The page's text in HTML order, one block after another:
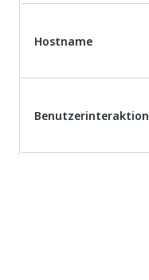
Hostname
Benutzerinteraktion